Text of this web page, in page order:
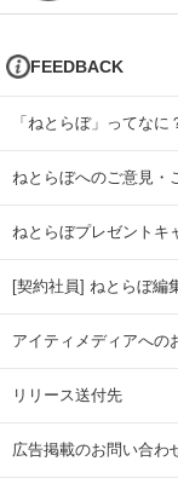
FEEDBACK
「ねとらぼ」ってなに
ねとらぼへのご意見・
ねとらぼプレゼントキ
[契約社員] ねとらぼ編
アイティメディアへの
リリース送付先
広告掲載のお問い合わ